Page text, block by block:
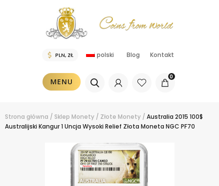
polski Blog Kontakt
MENU
0
Strona główna / Sklep Monety / Złote Monety / Australia 2015 100$
Australijski Kangur 1 Uncja Wysoki Relief Złota Moneta NGC PF70